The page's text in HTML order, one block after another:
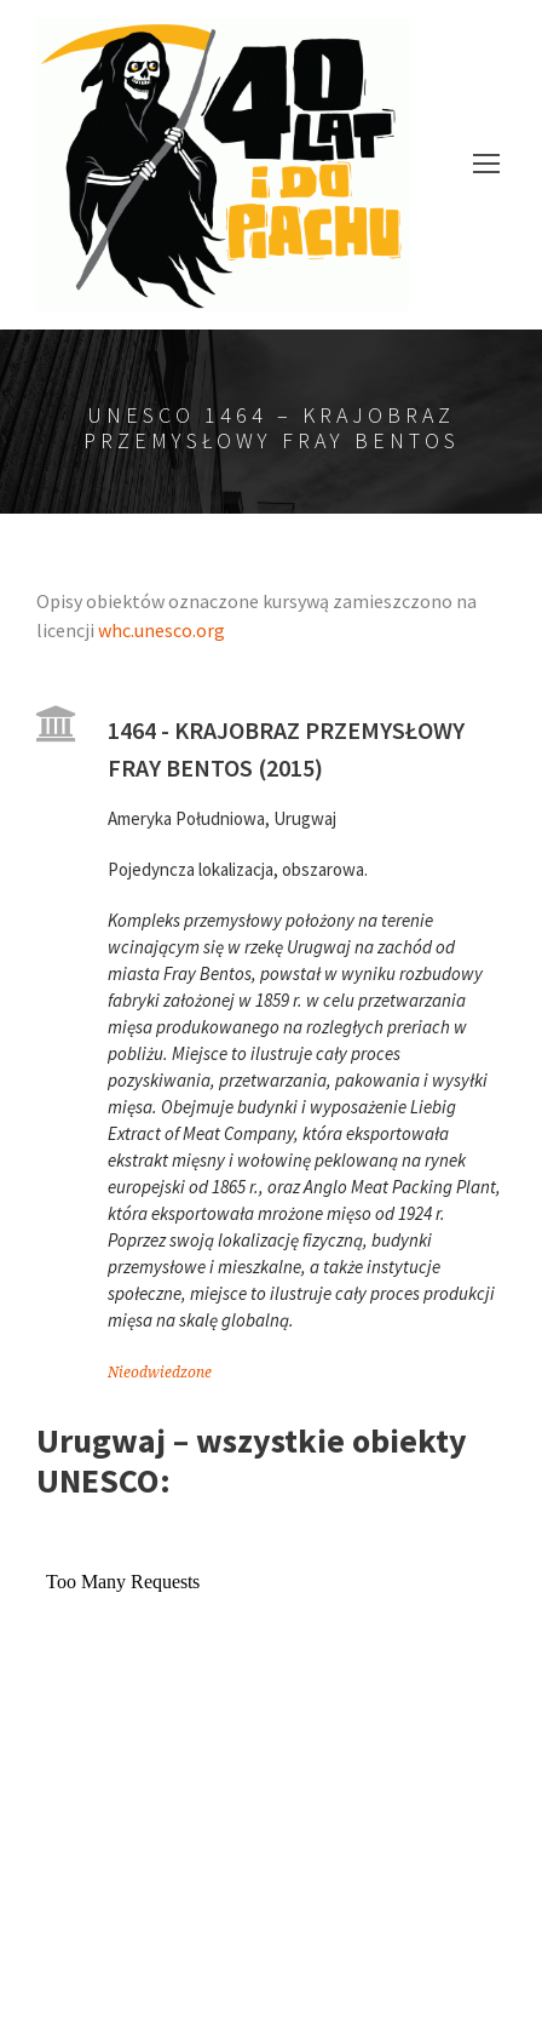
UNESCO 1464 – KRAJOBRAZ
PRZEMYSŁOWY FRAY BENTOS
Opisy obiektów oznaczone kursywą zamieszczono na
licencji whc.unesco.org
1464 - KRAJOBRAZ PRZEMYSŁOWY
FRAY BENTOS (2015)
Ameryka Południowa, Urugwaj
Pojedyncza lokalizacja, obszarowa.
Kompleks przemysłowy położony na terenie
wcinającym się w rzekę Urugwaj na zachód od
miasta Fray Bentos, powstał w wyniku rozbudowy
fabryki założonej w 1859 r. w celu przetwarzania
mięsa produkowanego na rozległych preriach w
pobliżu. Miejsce to ilustruje cały proces
pozyskiwania, przetwarzania, pakowania i wysyłki
mięsa. Obejmuje budynki i wyposażenie Liebig
Extract of Meat Company, która eksportowała
ekstrakt mięsny i wołowinę peklowaną na rynek
europejski od 1865 r., oraz Anglo Meat Packing Plant,
która eksportowała mrożone mięso od 1924 r.
Poprzez swoją lokalizację fizyczną, budynki
przemysłowe i mieszkalne, a także instytucje
społeczne, miejsce to ilustruje cały proces produkcji
mięsa na skalę globalną.
Nieodwiedzone
Urugwaj – wszystkie obiekty
UNESCO: